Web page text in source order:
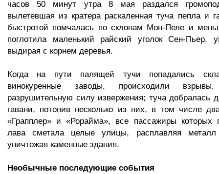
часов 50 минут утра 8 мая раздался
вылетевшая из кратера раскаленная туча пепла и
быстротой помчалась по склонам Мон-Пеле и
поглотила маленький райский уголок Сен-Пьер,
выдирая с корнем деревья.
Когда на пути палящей тучи попадались
винокуренные заводы, происходили
разрушительную силу извержения; туча добралась
гавани, потопив несколько из них, в том числе
«Грапплер» и «Рорайма», все пассажиры которых
лава сметала целые улицы, расплавляя
уничтожая каменные здания.
Необычные последующие события